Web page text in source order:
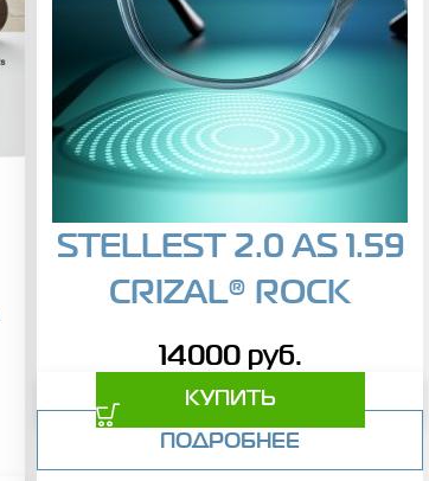
STELLEST 2.0 AS 1.59
CRIZAL® ROCK
14000 руб.
КУПИТЬ
ПОДРОБНЕЕ